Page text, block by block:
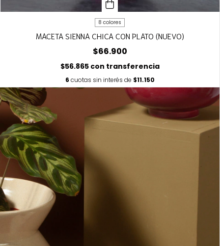
8 colores
MACETA SIENNA CHICA CON PLATO (NUEVO)
$66.900
$56.865 con transferencia
6 cuotas sin interés de $11.150